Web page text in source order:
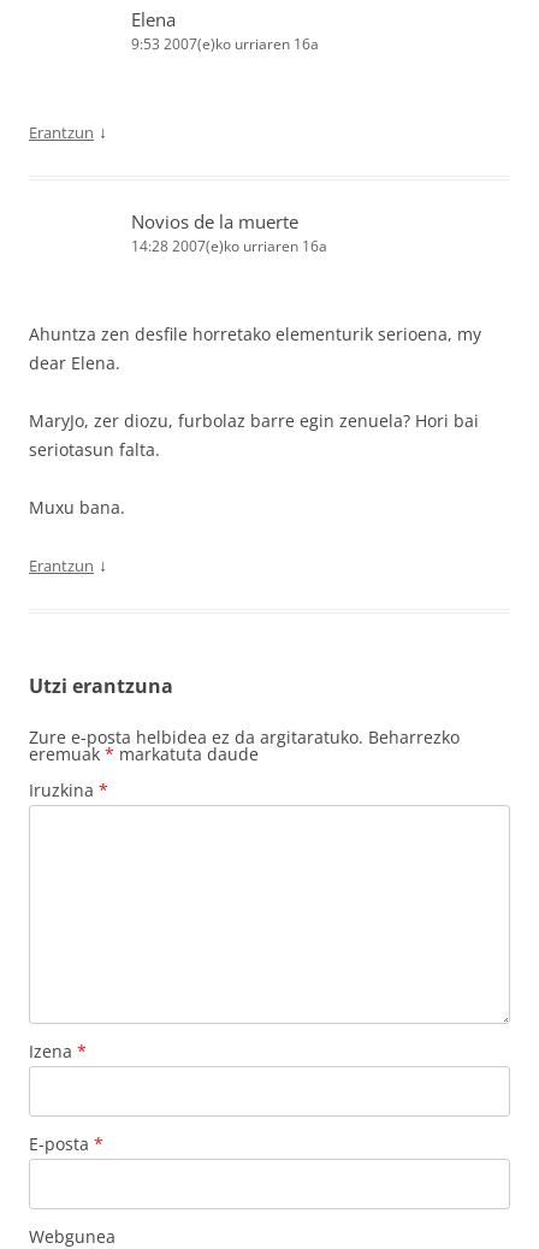
Elena
9:53 2007(e)ko urriaren 16a
Erantzun ↓
Novios de la muerte
14:28 2007(e)ko urriaren 16a
Ahuntza zen desfile horretako elementurik serioena, my
dear Elena.
MaryJo, zer diozu, furbolaz barre egin zenuela? Hori bai
seriotasun falta.
Muxu bana.
Erantzun ↓
Utzi erantzuna
Zure e-posta helbidea ez da argitaratuko. Beharrezko
eremuak * markatuta daude
Iruzkina *
Izena *
E-posta *
Webgunea